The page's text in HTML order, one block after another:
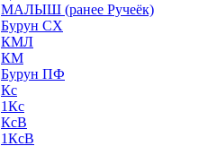
МАЛЫШ (ранее Ручеёк)
Бурун СХ
КМЛ
КМ
Бурун ПФ
Кс
1Кс
КсВ
1КсВ